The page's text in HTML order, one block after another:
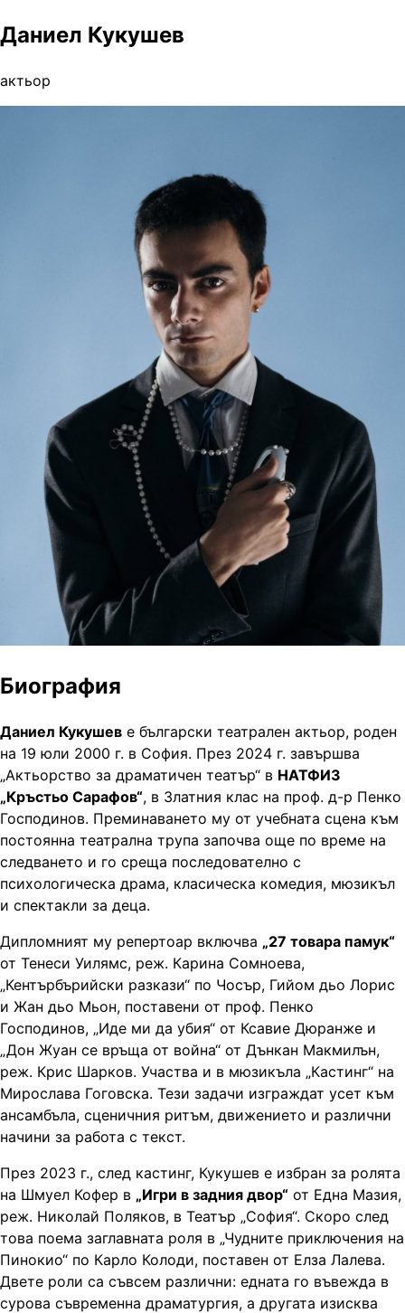
Даниел Кукушев
актьор
Биография
Даниел Кукушев е български театрален актьор, роден
на 19 юли 2000 г. в София. През 2024 г. завършва
„Актьорство за драматичен театър“ в НАТФИЗ
„Кръстьо Сарафов“, в Златния клас на проф. д-р Пенко
Господинов. Преминаването му от учебната сцена към
постоянна театрална трупа започва още по време на
следването и го среща последователно с
психологическа драма, класическа комедия, мюзикъл
и спектакли за деца.
Дипломният му репертоар включва „27 товара памук“
от Тенеси Уилямс, реж. Карина Сомноева,
„Кентърбърийски разкази“ по Чосър, Гийом дьо Лорис
и Жан дьо Мьон, поставени от проф. Пенко
Господинов, „Иде ми да убия“ от Ксавие Дюранже и
„Дон Жуан се връща от война“ от Дънкан Макмилън,
реж. Крис Шарков. Участва и в мюзикъла „Кастинг“ на
Мирослава Гоговска. Тези задачи изграждат усет към
ансамбъла, сценичния ритъм, движението и различни
начини за работа с текст.
През 2023 г., след кастинг, Кукушев е избран за ролята
на Шмуел Кофер в „Игри в задния двор“ от Една Мазия,
реж. Николай Поляков, в Театър „София“. Скоро след
това поема заглавната роля в „Чудните приключения на
Пинокио“ по Карло Колоди, поставен от Елза Лалева.
Двете роли са съвсем различни: едната го въвежда в
сурова съвременна драматургия, а другата изисква